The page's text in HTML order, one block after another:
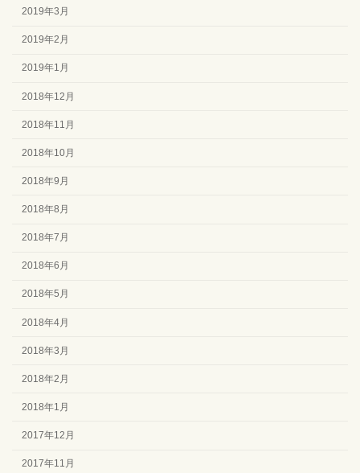
2019年3月
2019年2月
2019年1月
2018年12月
2018年11月
2018年10月
2018年9月
2018年8月
2018年7月
2018年6月
2018年5月
2018年4月
2018年3月
2018年2月
2018年1月
2017年12月
2017年11月